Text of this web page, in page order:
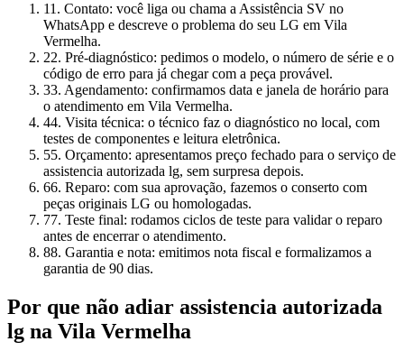
11. Contato: você liga ou chama a Assistência SV no
WhatsApp e descreve o problema do seu LG em Vila
Vermelha.
22. Pré-diagnóstico: pedimos o modelo, o número de série e o
código de erro para já chegar com a peça provável.
33. Agendamento: confirmamos data e janela de horário para
o atendimento em Vila Vermelha.
44. Visita técnica: o técnico faz o diagnóstico no local, com
testes de componentes e leitura eletrônica.
55. Orçamento: apresentamos preço fechado para o serviço de
assistencia autorizada lg, sem surpresa depois.
66. Reparo: com sua aprovação, fazemos o conserto com
peças originais LG ou homologadas.
77. Teste final: rodamos ciclos de teste para validar o reparo
antes de encerrar o atendimento.
88. Garantia e nota: emitimos nota fiscal e formalizamos a
garantia de 90 dias.
Por que não adiar assistencia autorizada
lg na Vila Vermelha